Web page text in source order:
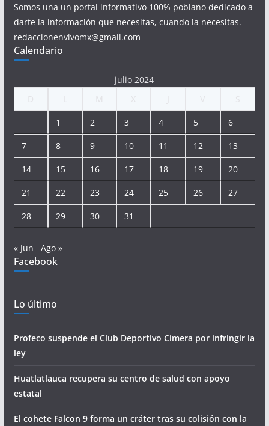
Somos una un portal informativo 100% poblano dedicado a
darte la información que necesitas, cuando la necesitas.
redaccionenvivomx@gmail.com
Calendario
julio 2024
1 2 3 4 5 6
7 8 9 10 11 12 13
14 15 16 17 18 19 20
21 22 23 24 25 26 27
28 29 30 31
« Jun Ago »
Facebook
Lo último
Profeco suspende el Club Deportivo Cimera por infringir la
ley
Huatlatlauca recupera su centro de salud con apoyo
estatal
El cohete Falcon 9 forma un cráter tras su colisión con la